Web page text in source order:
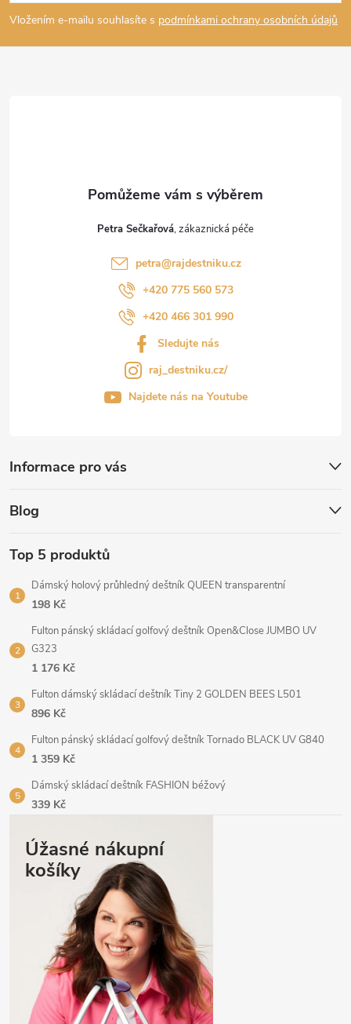
p
a
Vložením e-mailu souhlasíte s podmínkami ochrany osobních údajů
Informace pro vás
Blog
Top 5 produktů
Dámský holový průhledný deštník QUEEN transparentní
198 Kč
Fulton pánský skládací golfový deštník Open&Close JUMBO UV
G323
1 176 Kč
Fulton dámský skládací deštník Tiny 2 GOLDEN BEES L501
896 Kč
Fulton pánský skládací golfový deštník Tornado BLACK UV G840
1 359 Kč
Dámský skládací deštník FASHION béžový
339 Kč
Petra Sečkařová
petra@rajdestniku.cz
+420 775 560 573
+420 466 301 990
Sledujte nás
raj_destniku.cz/
Najdete nás na Youtube
Úžasné nákupní
košíky